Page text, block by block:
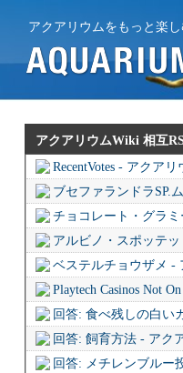
アクアリウムをもっと楽
アクアリウムWiki 相互
RecentVotes - アクア
ブセファランドラSP.
チョコレート・グラ
アルビノ・スポッテ
ベステルチョウザメ -
Playtech Casinos Not
回答: 食べ残しの白い
回答: 飼育方法 - アク
回答: メチレンブルー